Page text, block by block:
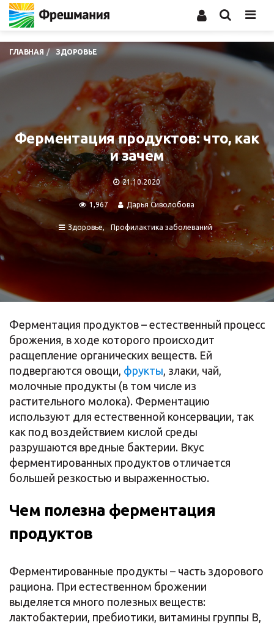
ГЛАВНАЯ ЗДОРОВЬЕ
Ферментация продуктов: что, как
и зачем
21.10.2020
1,967 Дарья Сиволобова
Здоровье Профилактика заболеваний
Ферментация продуктов – естественный процесс
брожения, в ходе которого происходит
расщепление органических веществ. Ей
подвергаются овощи, фрукты, злаки, чай,
молочные продукты (в том числе из
растительного молока). Ферментацию
используют для естественной консервации, так
как под воздействием кислой среды
разрушаются вредные бактерии. Вкус
ферментированных продуктов отличается
большей резкостью и выраженностью.
Чем полезна ферментация
продуктов
Ферментированные продукты – часть здорового
рациона. При естественном брожении
выделяется много полезных веществ:
лактобактерии, пребиотики, витамины группы B,